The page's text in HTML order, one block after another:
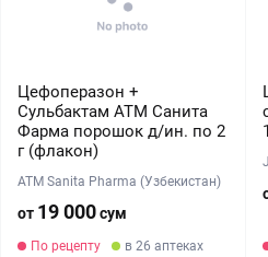
Цефоперазон +
Сульбактам АТМ Санита
Фарма порошок д/ин. по 2
г (флакон)
ATM Sanita Pharma (Узбекистан)
от 19 000сум
По рецепту в 26 аптеках